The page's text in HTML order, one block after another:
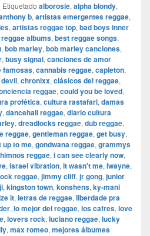
Etiquetado alborosie, alpha blondy,
b, artistas emergentes reggae,
, artistas reggae top, bad boys inner
albums, best reggae songs,
, bob marley, bob marley canciones,
, busy signal, canciones de amor
famosas, cannabis reggae, capleton,
, chronixx, clásicos del reggae,
reggae, could you be loved,
profética, cultura rastafari, damas
, dancehall reggae, diario cultura
, dreadlocks reggae, dub reggae,
reggae, gentleman reggae, get busy,
up to me, gondwana reggae, grammys
himnos reggae, i can see clearly now,
, israel vibration, it wasn't me, iwayne,
reggae, jimmy cliff, jr gong, junior
, kingston town, konshens, ky-mani
it, letras de reggae, liberdade pra
, lo mejor del reggae, los cafres, love
, lovers rock, luciano reggae, lucky
, max romeo, mejores álbumes